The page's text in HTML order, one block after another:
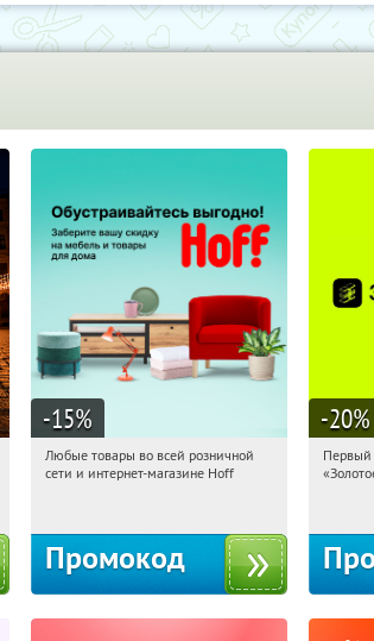
-15%
00:44:53 Получили:
Любые товары во всей розничной
сети и интернет-магазине Hoff
Промокод
-20%
Первый